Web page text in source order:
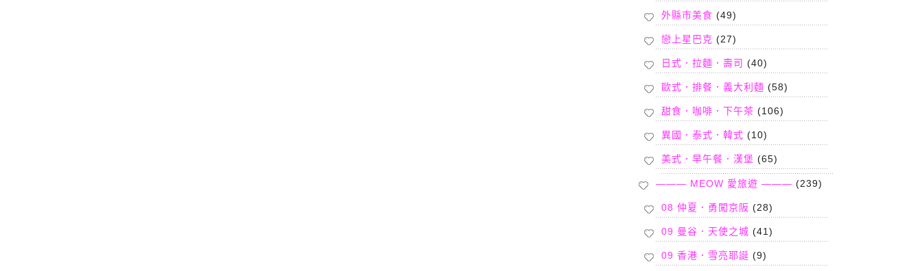
外縣市美食 (49)
戀上星巴克 (27)
日式．拉麵．壽司 (40)
歐式．排餐．義大利麵 (58)
甜食．咖啡．下午茶 (106)
異國．泰式．韓式 (10)
美式．早午餐．漢堡 (65)
——— MEOW 愛旅遊 ——— (239)
08 仲夏．勇闖京阪 (28)
09 曼谷．天使之城 (41)
09 香港．雪亮耶誕 (9)